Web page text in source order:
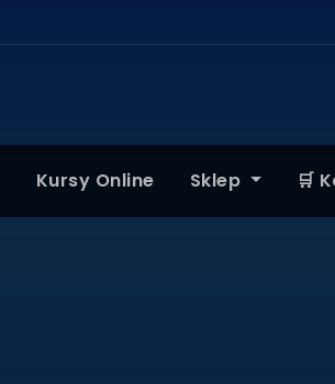
Kursy Online Sklep 🛒